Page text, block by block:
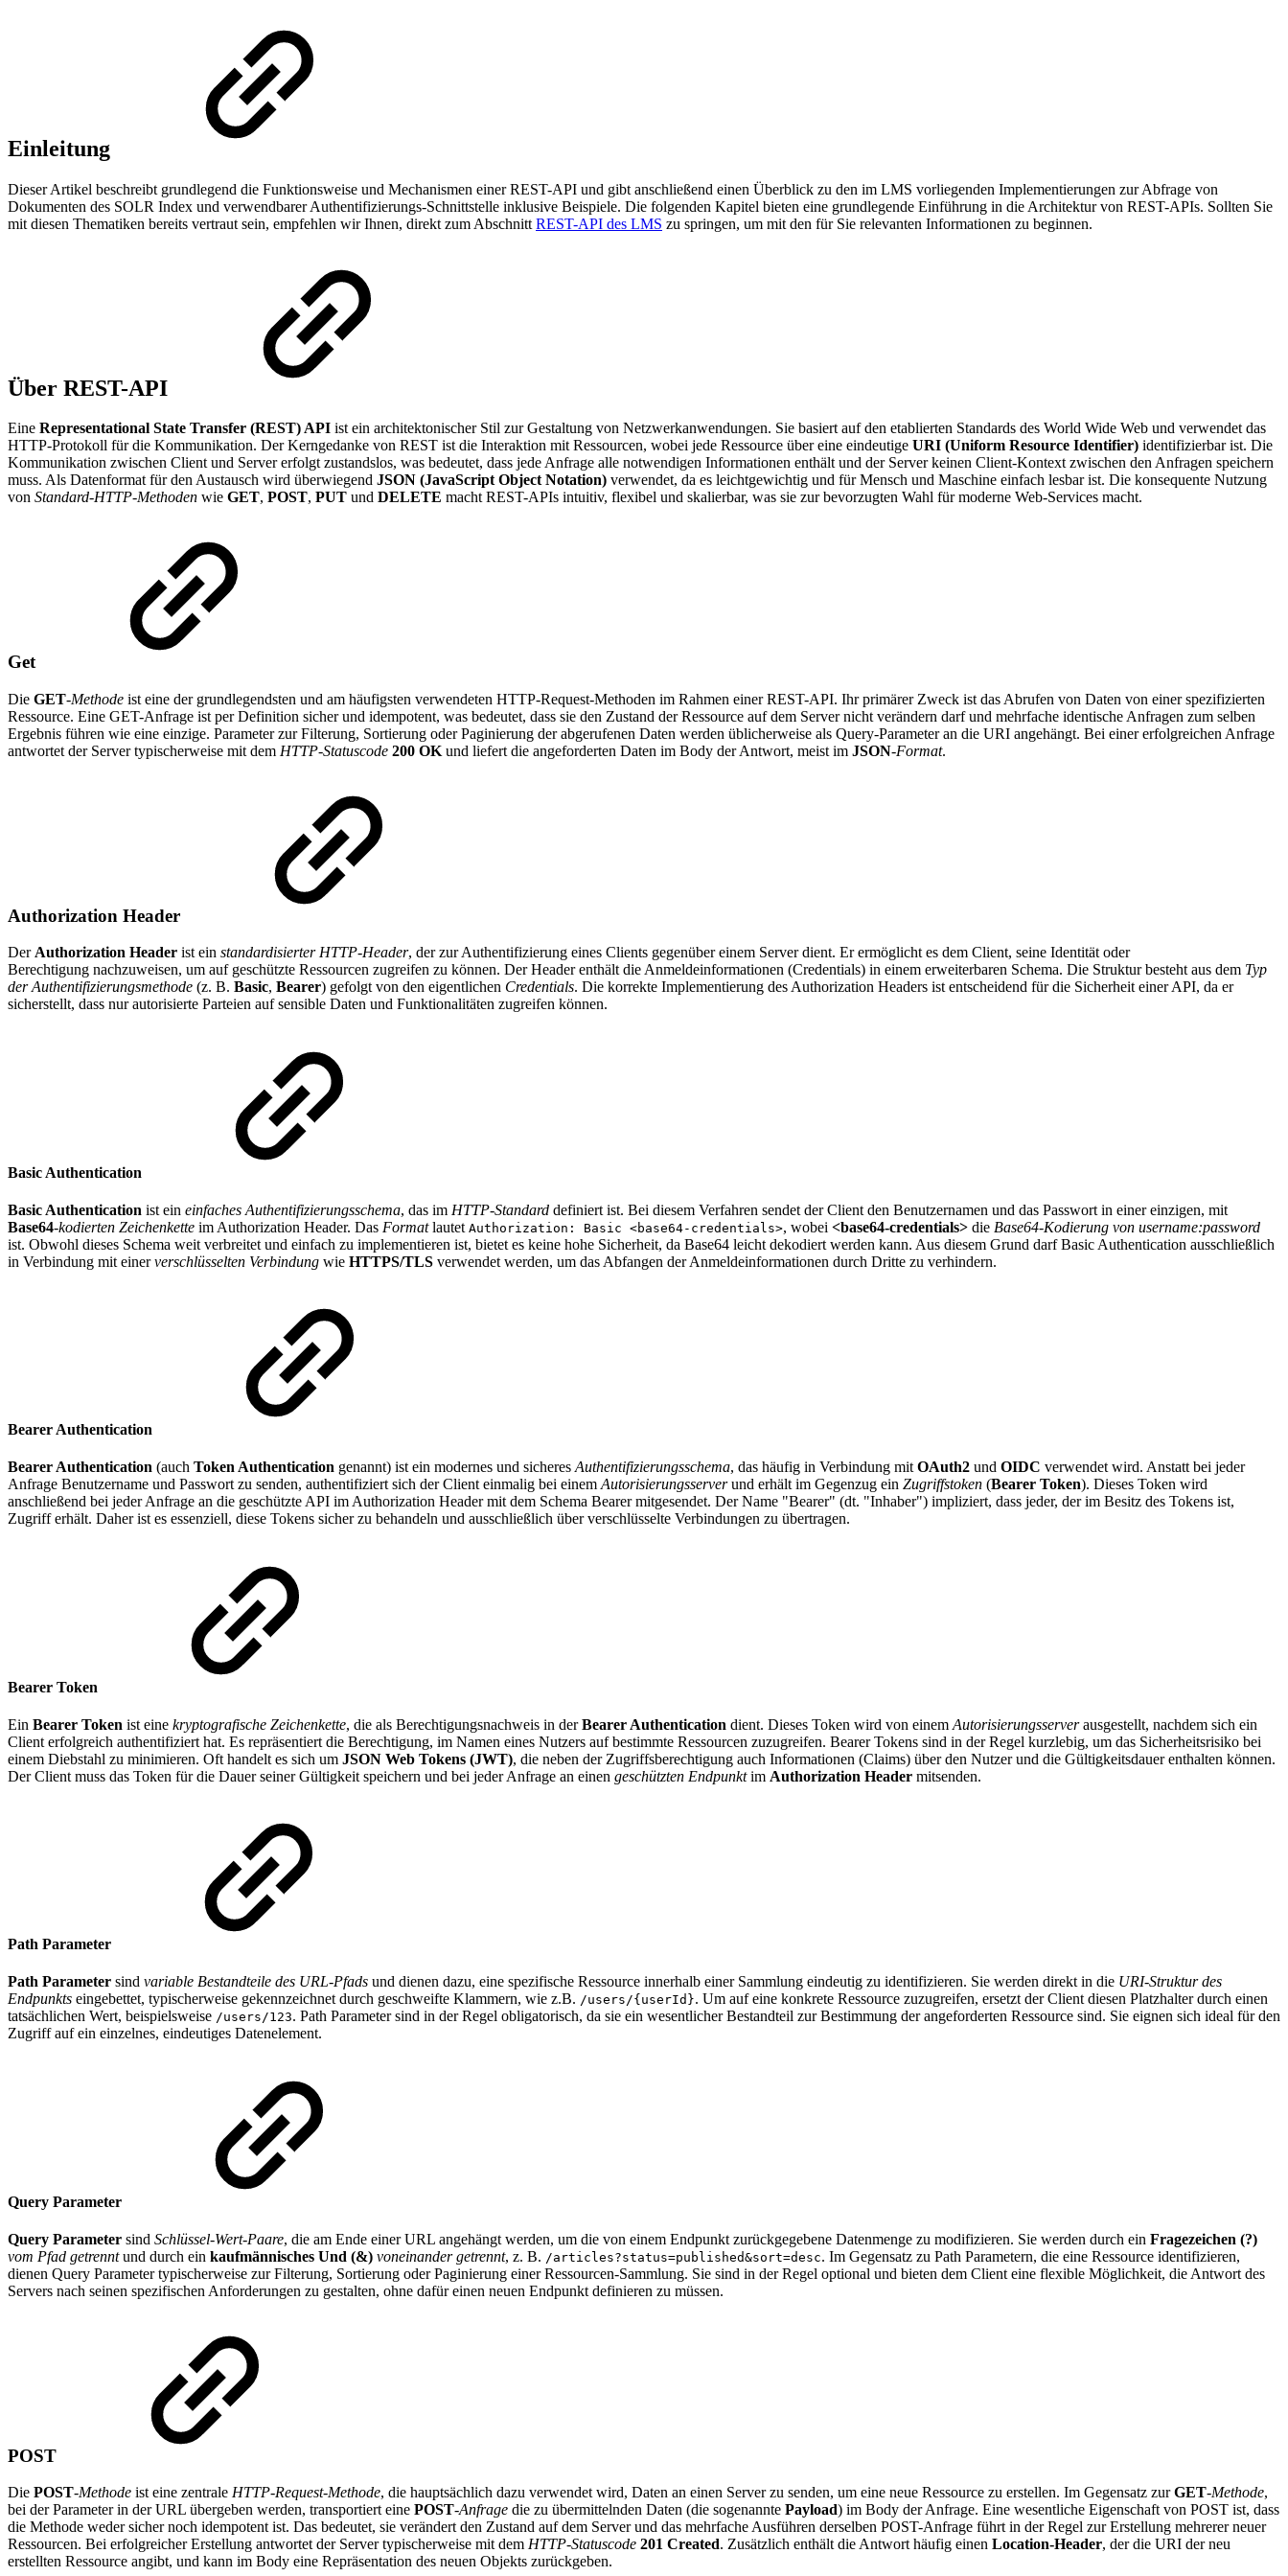
Einleitung
Dieser Artikel beschreibt grundlegend die Funktionsweise und Mechanismen einer REST-API und gibt anschließend einen Überblick zu den im LMS vorliegenden Implementierungen zur Abfrage von
Dokumenten des SOLR Index und verwendbarer Authentifizierungs-Schnittstelle inklusive Beispiele. Die folgenden Kapitel bieten eine grundlegende Einführung in die Architektur von REST-APIs. Sollten Sie
mit diesen Thematiken bereits vertraut sein, empfehlen wir Ihnen, direkt zum Abschnitt REST-API des LMS zu springen, um mit den für Sie relevanten Informationen zu beginnen.
Über REST-API
Eine Representational State Transfer (REST) API ist ein architektonischer Stil zur Gestaltung von Netzwerkanwendungen. Sie basiert auf den etablierten Standards des World Wide Web und verwendet das
HTTP-Protokoll für die Kommunikation. Der Kerngedanke von REST ist die Interaktion mit Ressourcen, wobei jede Ressource über eine eindeutige URI (Uniform Resource Identifier) identifizierbar ist. Die
Kommunikation zwischen Client und Server erfolgt zustandslos, was bedeutet, dass jede Anfrage alle notwendigen Informationen enthält und der Server keinen Client-Kontext zwischen den Anfragen speichern
muss. Als Datenformat für den Austausch wird überwiegend JSON (JavaScript Object Notation) verwendet, da es leichtgewichtig und für Mensch und Maschine einfach lesbar ist. Die konsequente Nutzung
von Standard-HTTP-Methoden wie GET, POST, PUT und DELETE macht REST-APIs intuitiv, flexibel und skalierbar, was sie zur bevorzugten Wahl für moderne Web-Services macht.
Get
Die GET-Methode ist eine der grundlegendsten und am häufigsten verwendeten HTTP-Request-Methoden im Rahmen einer REST-API. Ihr primärer Zweck ist das Abrufen von Daten von einer spezifizierten
Ressource. Eine GET-Anfrage ist per Definition sicher und idempotent, was bedeutet, dass sie den Zustand der Ressource auf dem Server nicht verändern darf und mehrfache identische Anfragen zum selben
Ergebnis führen wie eine einzige. Parameter zur Filterung, Sortierung oder Paginierung der abgerufenen Daten werden üblicherweise als Query-Parameter an die URI angehängt. Bei einer erfolgreichen Anfrage
antwortet der Server typischerweise mit dem HTTP-Statuscode 200 OK und liefert die angeforderten Daten im Body der Antwort, meist im JSON-Format.
Authorization Header
Der Authorization Header ist ein standardisierter HTTP-Header, der zur Authentifizierung eines Clients gegenüber einem Server dient. Er ermöglicht es dem Client, seine Identität oder
Berechtigung nachzuweisen, um auf geschützte Ressourcen zugreifen zu können. Der Header enthält die Anmeldeinformationen (Credentials) in einem erweiterbaren Schema. Die Struktur besteht aus dem Typ
der Authentifizierungsmethode (z. B. Basic, Bearer) gefolgt von den eigentlichen Credentials. Die korrekte Implementierung des Authorization Headers ist entscheidend für die Sicherheit einer API, da er
sicherstellt, dass nur autorisierte Parteien auf sensible Daten und Funktionalitäten zugreifen können.
Basic Authentication
Basic Authentication ist ein einfaches Authentifizierungsschema, das im HTTP-Standard definiert ist. Bei diesem Verfahren sendet der Client den Benutzernamen und das Passwort in einer einzigen, mit
Base64-kodierten Zeichenkette im Authorization Header. Das Formatlautet Authorization: Basic <base64-credentials>, wobei <base64-credentials> die Base64-Kodierung von username:password
ist. Obwohl dieses Schema weit verbreitet und einfach zu implementieren ist, bietet es keine hohe Sicherheit, da Base64 leicht dekodiert werden kann. Aus diesem Grund darf Basic Authentication ausschließlich
in Verbindung mit einerverschlüsselten Verbindung wie HTTPS/TLS verwendet werden, um das Abfangen der Anmeldeinformationen durch Dritte zu verhindern.
Bearer Authentication
Bearer Authentication (auch Token Authentication genannt) ist ein modernes und sicheres Authentifizierungsschema, das häufig in Verbindung mit OAuth2 und OIDC verwendet wird. Anstatt bei jeder
Anfrage Benutzername und Passwort zu senden, authentifiziert sich der Client einmalig bei einem Autorisierungsserverund erhält im Gegenzug ein Zugriffstoken (Bearer Token). Dieses Token wird
anschließend bei jeder Anfrage an die geschützte API im Authorization Header mit dem Schema Bearer mitgesendet. Der Name "Bearer" (dt. "Inhaber") impliziert, dass jeder, der im Besitz des Tokens ist,
Zugriff erhält. Daher ist es essenziell, diese Tokens sicher zu behandeln und ausschließlich über verschlüsselte Verbindungen zu übertragen.
Bearer Token
Ein Bearer Token ist eine kryptografische Zeichenkette, die als Berechtigungsnachweis in derBearer Authentication dient. Dieses Token wird von einem Autorisierungsserverausgestellt, nachdem sich ein
Client erfolgreich authentifiziert hat. Es repräsentiert die Berechtigung, im Namen eines Nutzers auf bestimmte Ressourcen zuzugreifen. Bearer Tokens sind in der Regel kurzlebig, um das Sicherheitsrisiko bei
einem Diebstahl zu minimieren. Oft handelt es sich um JSON Web Tokens (JWT), die neben der Zugriffsberechtigung auch Informationen (Claims) über den Nutzer und die Gültigkeitsdauer enthalten können.
Der Client muss das Token für die Dauer seiner Gültigkeit speichern und bei jeder Anfrage an einen geschützten Endpunktim Authorization Header mitsenden.
Path Parameter
Path Parameter sind variable Bestandteile des URL-Pfads und dienen dazu, eine spezifische Ressource innerhalb einer Sammlung eindeutig zu identifizieren. Sie werden direkt in die URI-Struktur des
Endpunkts eingebettet, typischerweise gekennzeichnet durch geschweifte Klammern, wie z.B. /users/{userId}. Um auf eine konkrete Ressource zuzugreifen, ersetzt der Client diesen Platzhalter durch einen
tatsächlichen Wert, beispielsweise /users/123. Path Parameter sind in der Regel obligatorisch, da sie ein wesentlicher Bestandteil zur Bestimmung der angeforderten Ressource sind. Sie eignen sich ideal für den
Zugriff auf ein einzelnes, eindeutiges Datenelement.
Query Parameter
Query Parameter sind Schlüssel-Wert-Paare, die am Ende einer URL angehängt werden, um die von einem Endpunkt zurückgegebene Datenmenge zu modifizieren. Sie werden durch ein Fragezeichen (?)
vom Pfad getrenntund durch ein kaufmännisches Und (&) voneinander getrennt, z. B. /articles?status=published&sort=desc. Im Gegensatz zu Path Parametern, die eine Ressource identifizieren,
dienen Query Parameter typischerweise zur Filterung, Sortierung oder Paginierung einer Ressourcen-Sammlung. Sie sind in der Regel optional und bieten dem Client eine flexible Möglichkeit, die Antwort des
Servers nach seinen spezifischen Anforderungen zu gestalten, ohne dafür einen neuen Endpunkt definieren zu müssen.
POST
Die POST-Methode ist eine zentrale HTTP-Request-Methode, die hauptsächlich dazu verwendet wird, Daten an einen Server zu senden, um eine neue Ressource zu erstellen. Im Gegensatz zurGET-Methode,
bei der Parameter in der URL übergeben werden, transportiert eine POST-Anfrage die zu übermittelnden Daten (die sogenannte Payload) im Body der Anfrage. Eine wesentliche Eigenschaft von POST ist, dass
die Methode weder sicher noch idempotent ist. Das bedeutet, sie verändert den Zustand auf dem Server und das mehrfache Ausführen derselben POST-Anfrage führt in der Regel zur Erstellung mehrerer neuer
Ressourcen. Bei erfolgreicher Erstellung antwortet der Server typischerweise mit dem HTTP-Statuscode 201 Created. Zusätzlich enthält die Antwort häufig einen Location-Header, der die URI der neu
erstellten Ressource angibt, und kann im Body eine Repräsentation des neuen Objekts zurückgeben.